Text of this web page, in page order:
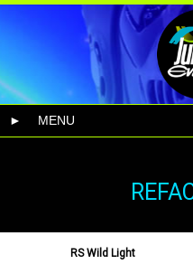
MENU
RS Wild Light